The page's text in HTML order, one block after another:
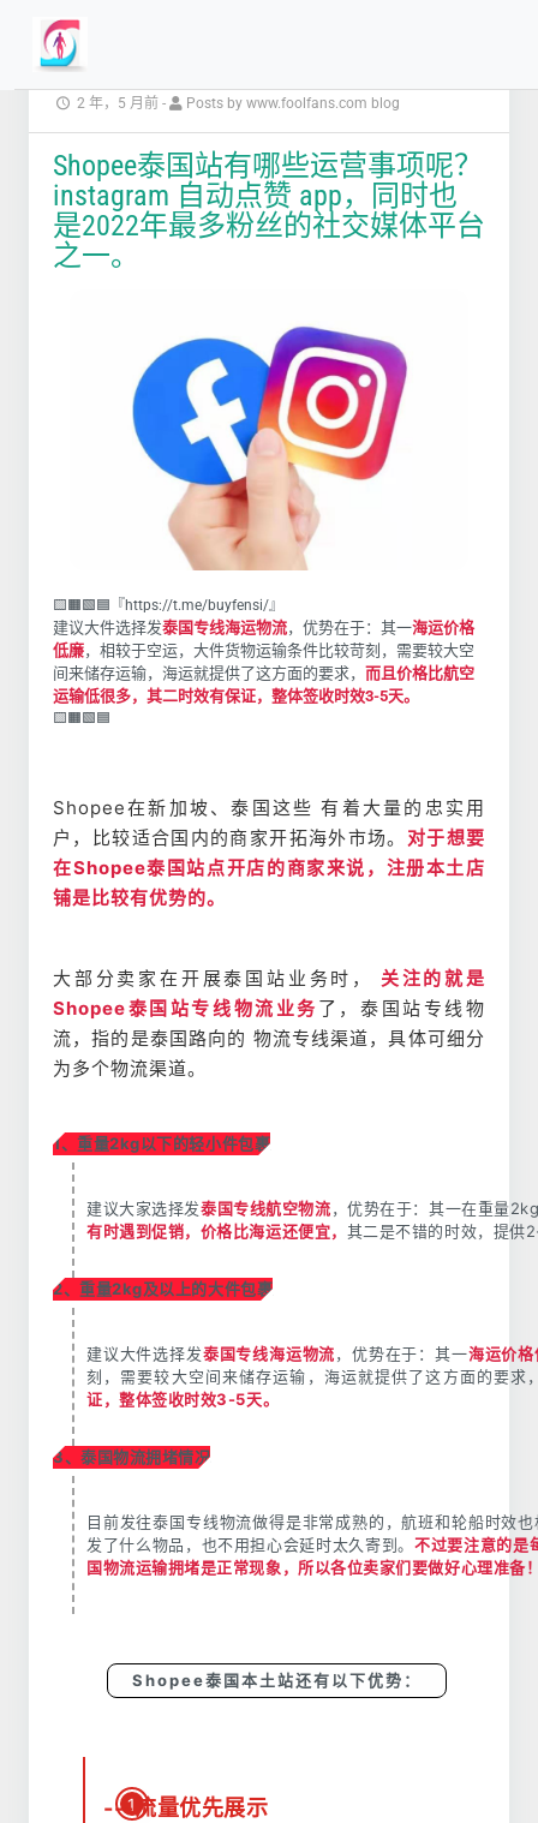
2 年，5 月前 - Posts by www.foolfans.com blog
Shopee泰国站有哪些运营事项呢？
instagram 自动点赞 app，同时也
是2022年最多粉丝的社交媒体平台
之一。
🟨🟧🟩🟦『https://t.me/buyfensi/』
建议大件选择发泰国专线海运物流，优势在于：其一海运价格
低廉，相较于空运，大件货物运输条件比较苛刻，需要较大空
间来储存运输，海运就提供了这方面的要求， 而且价格比航空
运输低很多，其二时效有保证，整体签收时效3-5天。
🟨🟧🟩🟦
Shopee在新加坡、泰国这些 有着大量的忠实用
户，比较适合国内的商家开拓海外市场。 对于想要
在Shopee泰国站点开店的商家来说，注册本土店
铺是比较有优势的。
大部分卖家在开展泰国站业务时，
关注的就是
Shopee泰国站专线物流业务 了，泰国站专线物
流，指的是泰国路向的 物流专线渠道，具体可细分
为多个物流渠道。
1、重量2kg以下的轻小件包裹
建议大家选择发泰国专线航空物流，优势在于：其一在重量
有时遇到促销，价格比海运还便宜， 其二是不错的时效，提供
2、重量2kg及以上的大件包裹
建议大件选择发泰国专线海运物流，优势在于：其一海运价格
刻，需要较大空间来储存运输，海运就提供了这方面的要求
证，整体签收时效3-5天。
3、泰国物流拥堵情况
目前发往泰国专线物流做得是非常成熟的，航班和轮船时效
发了什么物品，也不用担心会延时太久寄到。 不过要注意的是
国物流运输拥堵是正常现象，所以各位卖家们要做好心理准备
Shopee泰国本土站还有以下优势：
1
---流量优先展示